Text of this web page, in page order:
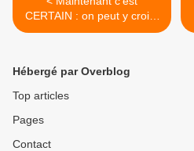
CERTAIN : on peut y croire
!
Hébergé par Overblog
Top articles
Pages
Contact